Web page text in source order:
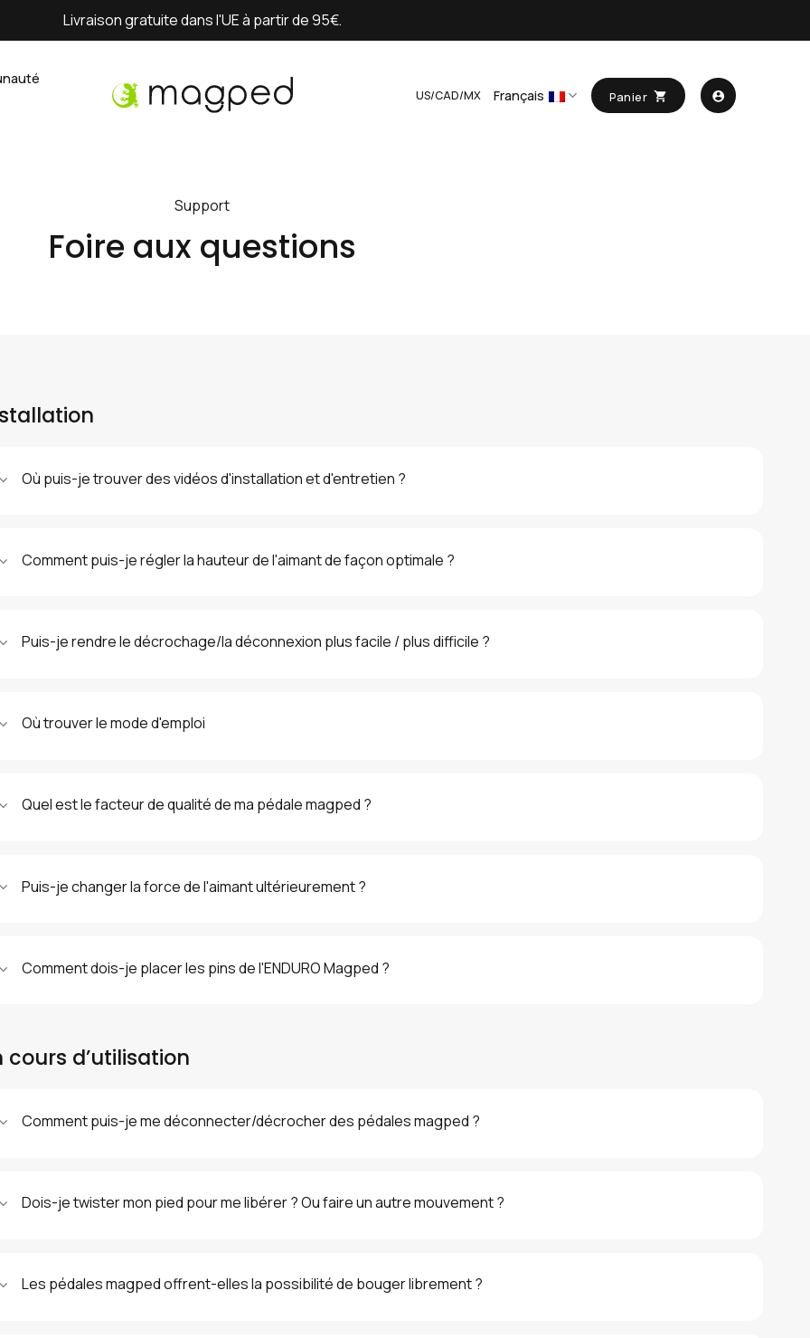
Livraison gratuite dans l'UE à partir de 95€.
US/CAD/MX Français Panier
Support
Foire aux questions
Où puis-je trouver des vidéos d'installation et d'entretien ?
Comment puis-je régler la hauteur de l'aimant de façon optimale ?
Puis-je rendre le décrochage/la déconnexion plus facile / plus difficile ?
Où trouver le mode d'emploi
Quel est le facteur de qualité de ma pédale magped ?
Puis-je changer la force de l'aimant ultérieurement ?
Comment dois-je placer les pins de l'ENDURO Magped ?
cours d’utilisation
Comment puis-je me déconnecter/décrocher des pédales magped ?
Dois-je twister mon pied pour me libérer ? Ou faire un autre mouvement ?
Les pédales magped offrent-elles la possibilité de bouger librement ?